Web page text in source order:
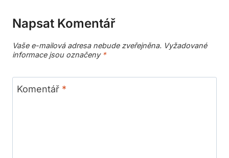
Napsat Komentář
Vaše e-mailová adresa nebude zveřejněna. Vyžadované
informace jsou označeny *
Komentář *